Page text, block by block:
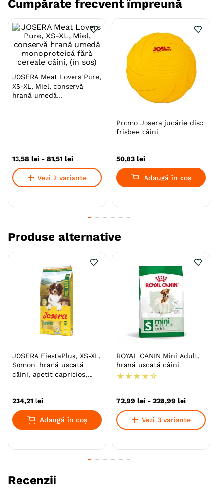
Beneficii:
Cu pulbere zemoasă gustoasă pentru o aromă
adăugată
Acizii grași valoroși promovează un aspect
sănătos și o blană strălucitoare
Asigură un aport energetic ridicat câinilor activi
sau sportivi
Talie Toy (XS) Mica (S)
Medie (M) Mare (L)
Giant (XL)
Aroma Pasare
Metoda de preparare Uscata prin extrudare
Ambalaj
Producator
Cumpărate frecvent împreună
JOSERA Meat Lovers Pure,
XS-XL, Miel, conservă
hrană umedă
13,58 lei - 81,51 lei
Vezi 2 variante
Promo Josera jucărie disc
frisbee câini
50,83 lei
Adaugă în coș
Produse alternative
JOSERA FiestaPlus, XS-XL,
Somon, hrană uscată
câini, apetit capricios,
234,21 lei
Adaugă în coș
ROYAL CANIN Mini Adult,
hrană uscată câini
★ ★ ★ ★ ☆
72,99 lei - 228,99 lei
Vezi 3 variante
Recenzii